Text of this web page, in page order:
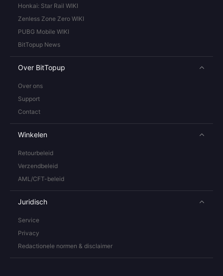
Honkai: Star Rail WIKI
Zenless Zone Zero WIKI
PUBG Mobile WIKI
BitTopup News
Over BitTopup
Over ons
Support
Contact
Winkelen
Retourbeleid
Verzendbeleid
AML/CFT-beleid
Juridisch
Service
Privacy
Redactionele normen & disclaimer